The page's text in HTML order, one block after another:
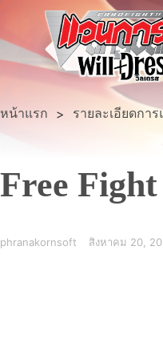
หน้าแรก > รายละเอียดกา
Free
phranakornsoft สิงหาคม 20,